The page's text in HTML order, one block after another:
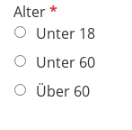
t
f
AlterP
f
l
c
Unter 18
Unter 60
Über 60